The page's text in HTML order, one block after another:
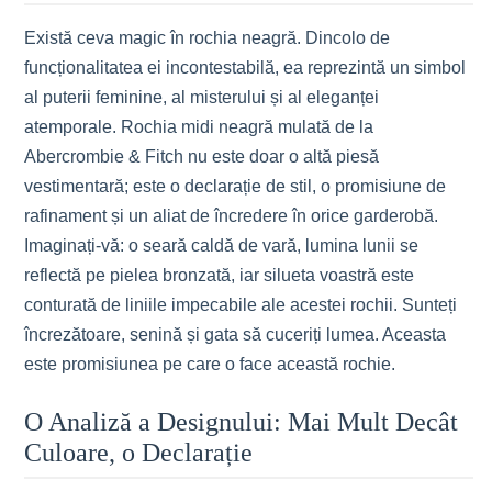
Există ceva magic în rochia neagră. Dincolo de
funcționalitatea ei incontestabilă, ea reprezintă un simbol
al puterii feminine, al misterului și al eleganței
atemporale. Rochia midi neagră mulată de la
Abercrombie & Fitch nu este doar o altă piesă
vestimentară; este o declarație de stil, o promisiune de
rafinament și un aliat de încredere în orice garderobă.
Imaginați-vă: o seară caldă de vară, lumina lunii se
reflectă pe pielea bronzată, iar silueta voastră este
conturată de liniile impecabile ale acestei rochii. Sunteți
încrezătoare, senină și gata să cuceriți lumea. Aceasta
este promisiunea pe care o face această rochie.
O Analiză a Designului: Mai Mult Decât
Culoare, o Declarație